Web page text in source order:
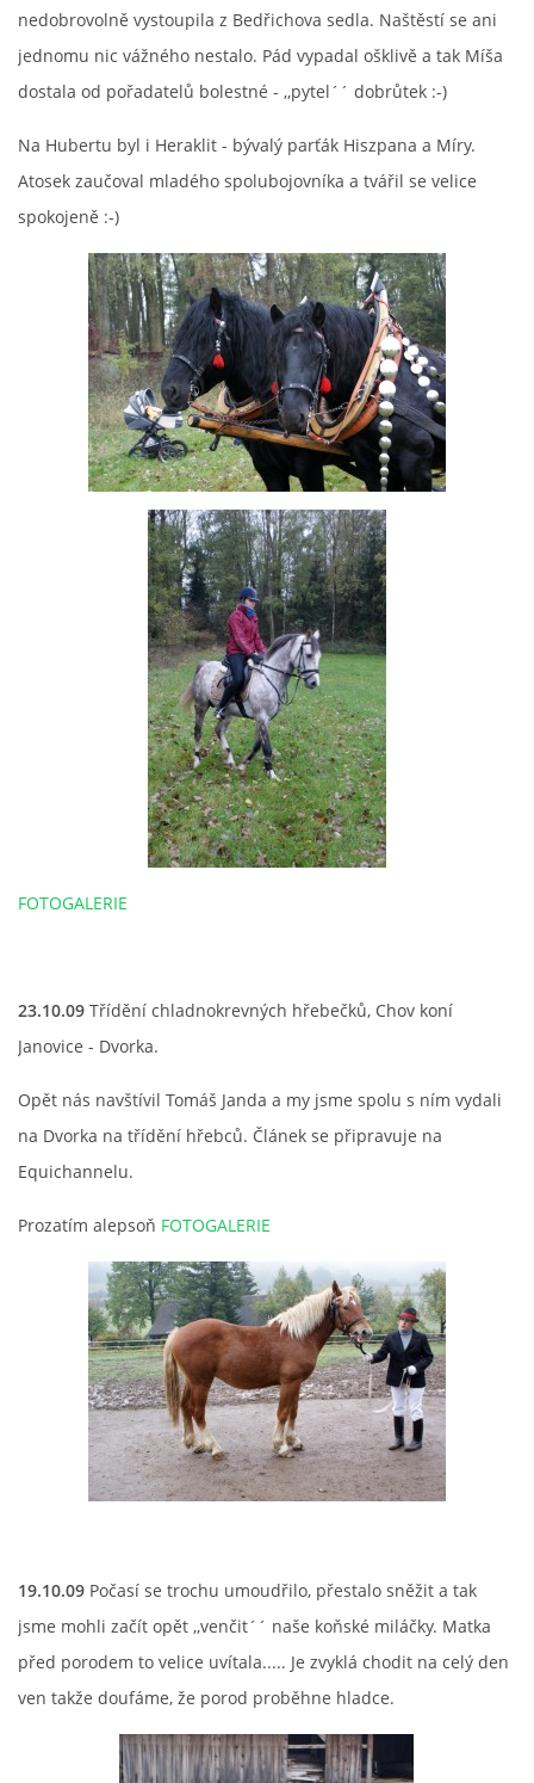
nedobrovolně vystoupila z Bedřichova sedla. Naštěstí se ani
jednomu nic vážného nestalo. Pád vypadal ošklivě a tak Míša
dostala od pořadatelů bolestné - ,,pytel´´ dobrůtek :-)
Na Hubertu byl i Heraklit - bývalý parťák Hiszpana a Míry.
Atosek zaučoval mladého spolubojovníka a tvářil se velice
spokojeně :-)
FOTOGALERIE
23.10.09 Třídění chladnokrevných hřebečků, Chov koní
Janovice - Dvorka.
Opět nás navštívil Tomáš Janda a my jsme spolu s ním vydali
na Dvorka na třídění hřebců. Článek se připravuje na
Equichannelu.
Prozatím alepsoň FOTOGALERIE
19.10.09 Počasí se trochu umoudřilo, přestalo sněžit a tak
jsme mohli začít opět ,,venčit´´ naše koňské miláčky. Matka
před porodem to velice uvítala..... Je zvyklá chodit na celý den
ven takže doufáme, že porod proběhne hladce.